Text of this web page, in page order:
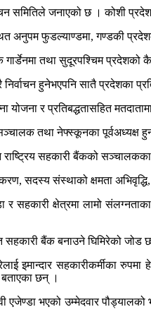
समितिले जनाएको छ । कोशी
अनुपम फुडल्याण्डमा, गण्डकी
तथा सुदूरपश्चिम प्रदेशको
हुनेभएपनि सातै प्रदेशका
योजना र प्रतिबद्धतासहित
तथा नेफ्स्कूनका पूर्वअध्यक्ष
राष्ट्रिय सहकारी बैंकको
सदस्य संस्थाको क्षमता
सहकारी क्षेत्रमा लामो
बैंक बनाउने घिमिरेको जोड छ
इमान्दार सहकारीकर्मीका
छन् ।
एजेण्डा भएको उम्मेदवार